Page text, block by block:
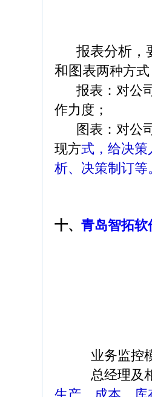
报表分析，
和图表两种方
报表：对公司
作力 度；
图表：对公司
现方式，给决策
析、决策制订等
十、 青岛智拓软
业务监控
总经理及相